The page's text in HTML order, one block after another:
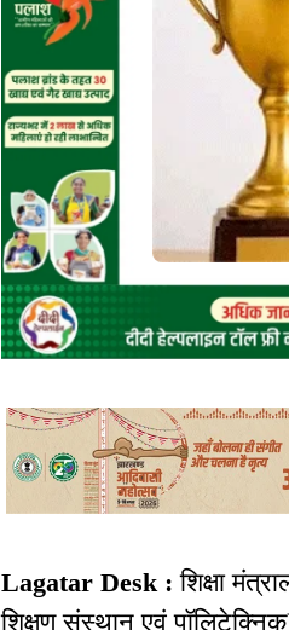
Lagatar Desk : शिक्षा
शिक्षण संस्थान एवं